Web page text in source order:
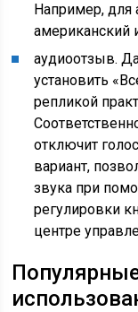
Например, для
американский
аудиоотзыв.
установить
репликой
отключит
вариант,
звука при
регулировки
центре